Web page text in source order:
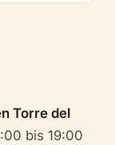
Torre del
bis 19:00